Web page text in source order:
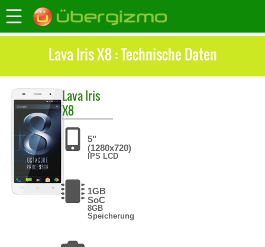
Lava Iris X8 : Technische Daten
LavaIris
X8
5"
(1280x720)
IPS LCD
1GB
SoC
8GB
Speicherung